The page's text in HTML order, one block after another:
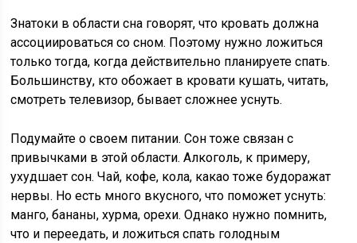
Знатоки в области сна говорят, что кровать должна
ассоциироваться со сном. Поэтому нужно ложиться
только тогда, когда действительно планируете спать.
Большинству, кто обожает в кровати кушать, читать,
смотреть телевизор, бывает сложнее уснуть.
Подумайте о своем питании. Сон тоже связан с
привычками в этой области. Алкоголь, к примеру,
ухудшает сон. Чай, кофе, кола, какао тоже будоражат
нервы. Но есть много вкусного, что поможет уснуть:
манго, бананы, хурма, орехи. Однако нужно помнить,
что и переедать, и ложиться спать голодным